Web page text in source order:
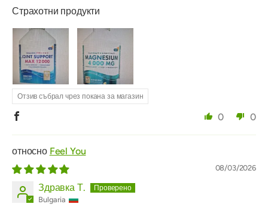
Страхотни продукти
Отзив събрал чрез покана за магазин
0 0
Feel You
08/03/2026
Здравка Т.
Bulgaria